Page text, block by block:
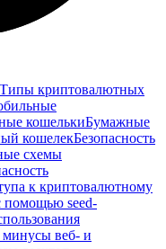
Типы криптовалютных
кошелькиБумажные
кошелекБезопасность
схемы
к криптовалютному
помощью seed-
веб- и